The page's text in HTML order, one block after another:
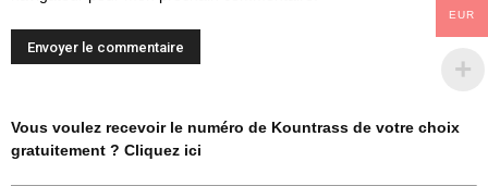
Vous voulez recevoir le numéro de Kountrass de votre choix
gratuitement ? Cliquez ici
EUR